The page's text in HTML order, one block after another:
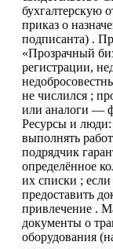
бухгалтерскую
приказ о
подписанта) .
«Прозрачный
регистрации,
не числился ;
или аналоги —
Ресурсы и люди:
выполнять
подрядчик
определённое
их списки ;
предоставить
привлечение .
документы о
оборудования